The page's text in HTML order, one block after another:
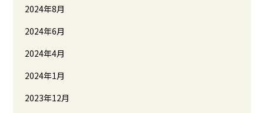
2024年8月
2024年6月
2024年4月
2024年1月
2023年12月